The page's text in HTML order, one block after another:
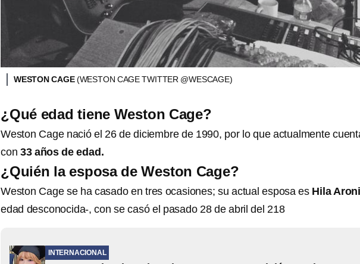
WESTON CAGE(WESTON CAGE TWITTER @WESCAGE)
¿Qué edad tiene Weston Cage?
Weston Cage nació el 26 de diciembre de 1990, por lo que actualmente
con 33 años de edad.
¿Quién la esposa de Weston Cage?
Weston Cage se ha casado en tres ocasiones; su actual esposa es Hila
edad desconocida-, con se casó el pasado 28 de abril del 218
INTERNACIONAL